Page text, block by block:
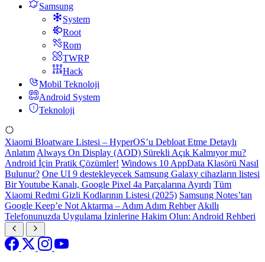
Samsung
System
Root
Rom
TWRP
Hack
Mobil Teknoloji
Android System
Teknoloji
Xiaomi Bloatware Listesi – HyperOS’u Debloat Etme Detaylı
Anlatım Always On Display (AOD) Sürekli Açık Kalmıyor mu?
Android İçin Pratik Çözümler! Windows 10 AppData Klasörü Nasıl
Bulunur? One UI 9 destekleyecek Samsung Galaxy cihazların listesi
Bir Youtube Kanalı, Google Pixel 4a Parçalarına Ayırdı Tüm
Xiaomi Redmi Gizli Kodlarının Listesi (2025) Samsung Notes’tan
Google Keep’e Not Aktarma – Adım Adım Rehber Akıllı
Telefonunuzda Uygulama İzinlerine Hakim Olun: Android Rehberi